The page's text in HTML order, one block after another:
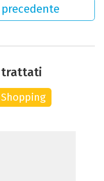
trattati
Shopping